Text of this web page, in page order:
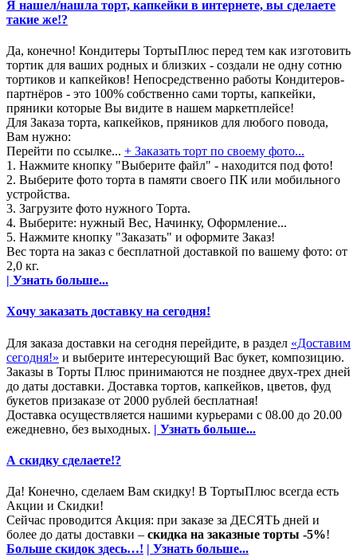
Я нашел/нашла торт, капкейки в интернете, вы сделаете
такие же!?
Да, конечно! Кондитеры ТортыПлюс перед тем как изготовить
тортик для ваших родных и близких - создали не одну сотню
тортиков и капкейков! Непосредственно работы Кондитеров-
партнёров - это 100% собственно сами торты, капкейки,
пряники которые Вы видите в нашем маркетплейсе!
Для Заказа торта, капкейков, пряников для любого повода,
Вам нужно:
Перейти по ссылке... + Заказать торт по своему фото...
1. Нажмите кнопку "Выберите файл" - находится под фото!
2. Выберите фото торта в памяти своего ПК или мобильного
устройства.
3. Загрузите фото нужного Торта.
4. Выберите: нужный Вес, Начинку, Оформление...
5. Нажмите кнопку "Заказать" и оформите Заказ!
Вес торта на заказ с бесплатной доставкой по вашему фото: от
2,0 кг.
| Узнать больше...
Хочу заказать доставку на сегодня!
Для заказа доставки на сегодня перейдите, в раздел «Доставим
сегодня!» и выберите интересующий Вас букет, композицию.
Заказы в Торты Плюс принимаются не позднее двух-трех дней
до даты доставки. Доставка тортов, капкейков, цветов, фуд
букетов призаказе от 2000 рублей бесплатная!
Доставка осуществляется нашими курьерами с 08.00 до 20.00
ежедневно, без выходных. | Узнать больше...
А скидку сделаете!?
Да! Конечно, сделаем Вам скидку! В ТортыПлюс всегда есть
Акции и Скидки!
Сейчас проводится Акция: при заказе за ДЕСЯТЬ дней и
более до даты доставки – скидка на заказные торты -5%!
Больше скидок здесь…! | Узнать больше...